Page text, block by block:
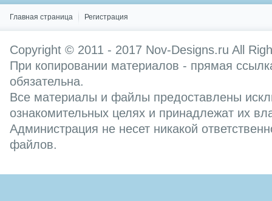
Главная страница Регистрация
Copyright © 2011 - 2017 Nov-Designs.ru All
При копировании материалов - прямая
обязательна.
Все материалы и файлы предоставлены
ознакомительных целях и принадлежат их
Администрация не несет никакой
файлов.